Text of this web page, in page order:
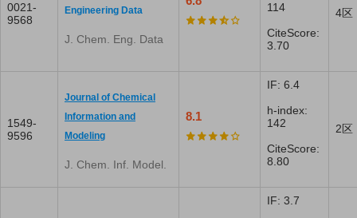
0021-
9568
Engineering Data
J. Chem. Eng. Data
114
CiteScore:
3.70
4区
1549-
9596
Journal of Chemical
Information and
Modeling
J. Chem. Inf. Model.
8.1
IF: 6.4
h-index:
142
CiteScore:
8.80
2区
IF: 3.7